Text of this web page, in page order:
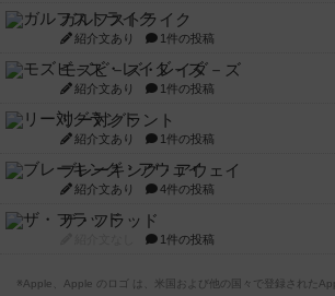
ガルフストライク
紹介文あり 1件の投稿
モズビ－ズ・レイダ－ズ
紹介文あり 1件の投稿
リー対グラント
紹介文あり 1件の投稿
ブレーキング・アウェイ
紹介文あり 4件の投稿
ザ・フラッド
1件の投稿
※Apple、Apple のロゴ は、米国および他の国々で登録された